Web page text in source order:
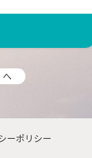
へ
ーポリシー